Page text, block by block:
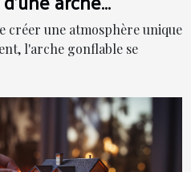
votre événement
créer une atmosphère unique
l'arche gonflable se